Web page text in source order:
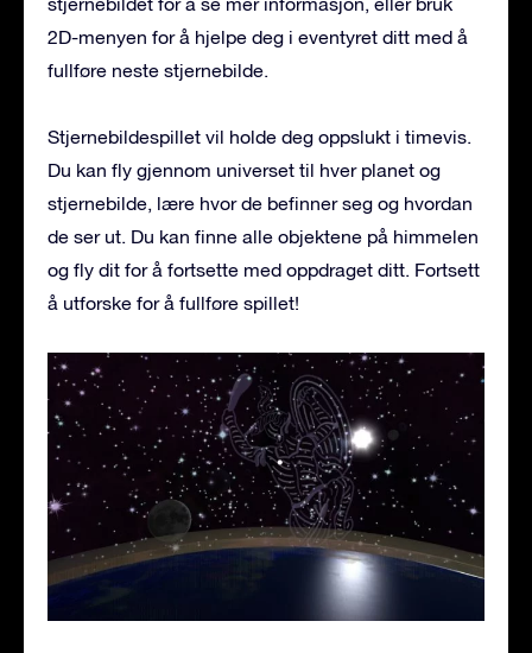
2D-menyen for å hjelpe deg i eventyret ditt med å
fullføre neste stjernebilde.
Stjernebildespillet vil holde deg oppslukt i timevis.
Du kan fly gjennom universet til hver planet og
stjernebilde, lære hvor de befinner seg og hvordan
de ser ut. Du kan finne alle objektene på himmelen
og fly dit for å fortsette med oppdraget ditt. Fortsett
å utforske for å fullføre spillet!